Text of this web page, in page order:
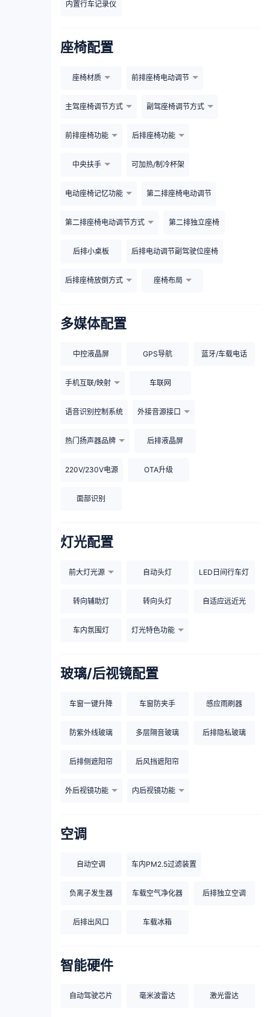
内置行车记录仪
座椅配置
座椅材质 前排座椅电动调节
主驾座椅调节方式 副驾座椅调节方式
前排座椅功能 后排座椅功能
中央扶手 可加热/制冷杯架
电动座椅记忆功能 第二排座椅电动调节
第二排座椅电动调节方式 第二排独立座椅
后排小桌板 后排电动调节副驾驶位座椅
后排座椅放倒方式 座椅布局
多媒体配置
中控液晶屏 GPS导航 蓝牙/车载电话
手机互联/映射 车联网
语音识别控制系统 外接音源接口
热门扬声器品牌 后排液晶屏
220V/230V电源 OTA升级
面部识别
灯光配置
前大灯光源 自动头灯 LED日间行车灯
转向辅助灯 转向头灯 自适应远近光
车内氛围灯 灯光特色功能
玻璃/后视镜配置
车窗一键升降 车窗防夹手 感应雨刷器
防紫外线玻璃 多层隔音玻璃 后排隐私玻璃
后排侧遮阳帘 后风挡遮阳帘
外后视镜功能 内后视镜功能
空调
自动空调 车内PM2.5过滤装置
负离子发生器 车载空气净化器 后排独立空调
后排出风口 车载冰箱
智能硬件
自动驾驶芯片 毫米波雷达 激光雷达